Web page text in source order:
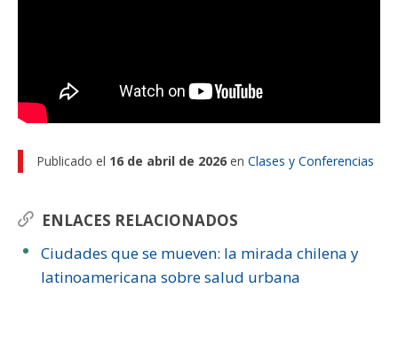
ENLACES RELACIONADOS
Ciudades que se mueven: la mirada chilena y
latinoamericana sobre salud urbana
Publicado el 16 de abril de 2026 en Clases y Conferencias